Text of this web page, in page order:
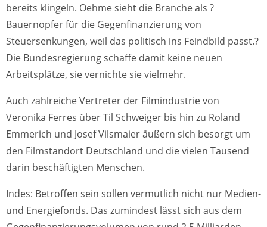
bereits klingeln. Oehme sieht die Branche als ?
Bauernopfer für die Gegenfinanzierung von
Steuersenkungen, weil das politisch ins Feindbild passt.?
Die Bundesregierung schaffe damit keine neuen
Arbeitsplätze, sie vernichte sie vielmehr.
Auch zahlreiche Vertreter der Filmindustrie von
Veronika Ferres über Til Schweiger bis hin zu Roland
Emmerich und Josef Vilsmaier äußern sich besorgt um
den Filmstandort Deutschland und die vielen Tausend
darin beschäftigten Menschen.
Indes: Betroffen sein sollen vermutlich nicht nur Medien-
und Energiefonds. Das zumindest lässt sich aus dem